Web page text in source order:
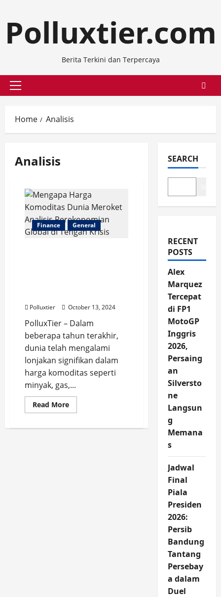
content
Polluxtier.com
Berita Terkini dan Terpercaya
Primary
Home Analisis
Analisis
Finance General
Polluxtier October 13, 2024
PolluxTier – Dalam
beberapa tahun terakhir,
dunia telah mengalami
lonjakan signifikan dalam
harga komoditas seperti
minyak, gas,...
Read MoreRead
more
Harga
SEARCH
RECENT
POSTS
Alex
Marquez
Tercepat
di FP1
MotoGP
Inggris
2026,
Persaing
an
Silversto
ne
Langsun
g
Memana
s
Jadwal
Final
Piala
Presiden
2026:
Persib
Bandung
Tantang
Persebay
a dalam
Duel